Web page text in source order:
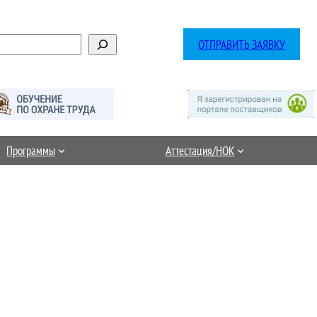
ОТПРАВИТЬ ЗАЯВКУ
Программы Аттестация/НОК